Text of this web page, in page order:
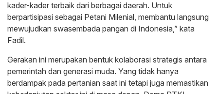
kader-kader terbaik dari berbagai daerah. Untuk
berpartisipasi sebagai Petani Milenial, membantu langsung
mewujudkan swasembada pangan di Indonesia,” kata
Fadil.
Gerakan ini merupakan bentuk kolaborasi strategis antara
pemerintah dan generasi muda. Yang tidak hanya
berdampak pada pertanian saat ini tetapi juga memastikan